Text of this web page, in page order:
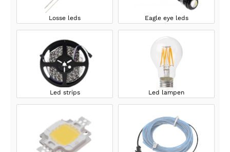
Losse leds Eagle eye leds
Led strips Led lampen